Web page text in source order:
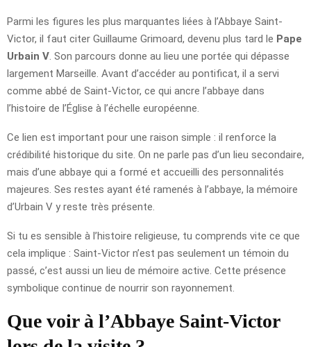
Parmi les figures les plus marquantes liées à l’Abbaye Saint-
Victor, il faut citer Guillaume Grimoard, devenu plus tard le Pape
Urbain V . Son parcours donne au lieu une portée qui dépasse
largement Marseille. Avant d’accéder au pontificat, il a servi
comme abbé de Saint-Victor, ce qui ancre l’abbaye dans
l’histoire de l’Église à l’échelle européenne.
Ce lien est important pour une raison simple : il renforce la
crédibilité historique du site. On ne parle pas d’un lieu secondaire,
mais d’une abbaye qui a formé et accueilli des personnalités
majeures. Ses restes ayant été ramenés à l’abbaye, la mémoire
d’Urbain V y reste très présente.
Si tu es sensible à l’histoire religieuse, tu comprends vite ce que
cela implique : Saint-Victor n’est pas seulement un témoin du
passé, c’est aussi un lieu de mémoire active. Cette présence
symbolique continue de nourrir son rayonnement.
Que voir à l’Abbaye Saint-Victor